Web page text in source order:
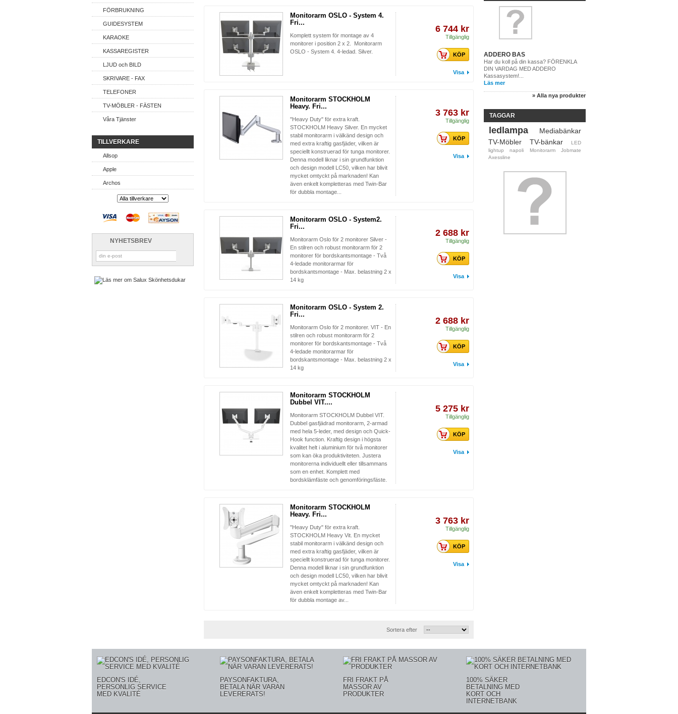
FÖRBRUKNING
GUIDESYSTEM
KARAOKE
KASSAREGISTER
LJUD och BILD
SKRIVARE - FAX
TELEFONER
TV-MÖBLER - FÄSTEN
Våra Tjänster
TILLVERKARE
Allsop
Apple
Archos
NYHETSBREV
Monitorarm OSLO - System 4.
Fri...
Komplett system för montage av 4
monitorer i position 2 x 2. Monitorarm
OSLO - System 4. 4-ledad. Silver.
6 744 kr
Tillgänglig
KÖP
Visa
Monitorarm STOCKHOLM
Heavy. Fri...
"Heavy Duty" för extra kraft.
STOCKHOLM Heavy Silver. En mycket
stabil monitorarm i välkänd design och
med extra kraftig gasfjäder, vilken är
speciellt konstruerad för tunga monitorer.
Denna modell liknar i sin grundfunktion
och design modell LC50, vilken har blivit
mycket omtyckt på marknaden! Kan
även enkelt kompletteras med Twin-Bar
för dubbla montage...
3 763 kr
Tillgänglig
KÖP
Visa
Monitorarm OSLO - System2.
Fri...
Monitorarm Oslo för 2 monitorer Silver -
En stilren och robust monitorarm för 2
monitorer för bordskantsmontage - Två
4-ledade monitorarmar för
bordskantsmontage - Max. belastning 2 x
14 kg
2 688 kr
Tillgänglig
KÖP
Visa
Monitorarm OSLO - System 2.
Fri...
Monitorarm Oslo för 2 monitorer. VIT - En
stilren och robust monitorarm för 2
monitorer för bordskantsmontage - Två
4-ledade monitorarmar för
bordskantsmontage - Max. belastning 2 x
14 kg
2 688 kr
Tillgänglig
KÖP
Visa
Monitorarm STOCKHOLM
Dubbel VIT....
Monitorarm STOCKHOLM Dubbel VIT.
Dubbel gasfjädrad monitorarm, 2-armad
med hela 5-leder, med design och Quick-
Hook function. Kraftig design i högsta
kvalitet helt i aluminium för två monitorer
som kan öka produktiviteten. Justera
monitorerna individuellt eller tillsammans
som en enhet. Komplett med
bordsklämfäste och genomföringsfäste.
5 275 kr
Tillgänglig
KÖP
Visa
Monitorarm STOCKHOLM
Heavy. Fri...
"Heavy Duty" för extra kraft.
STOCKHOLM Heavy Vit. En mycket
stabil monitorarm i välkänd design och
med extra kraftig gasfjäder, vilken är
speciellt konstruerad för tunga monitorer.
Denna modell liknar i sin grundfunktion
och design modell LC50, vilken har blivit
mycket omtyckt på marknaden! Kan
även enkelt kompletteras med Twin-Bar
för dubbla montage av...
3 763 kr
Tillgänglig
KÖP
Visa
Sortera efter
ADDERO BAS
Har du koll på din kassa? FÖRENKLA
DIN VARDAG MED ADDERO
Kassasystem!...
Läs mer
» Alla nya produkter
TAGGAR
ledlampa
Mediabänkar
TV-Möbler
TV-bänkar
LED
lightup
napoli Monitorarm
Jobmate
Axessline
EDCON'S IDÉ,
PERSONLIG SERVICE
MED KVALITÉ
PAYSONFAKTURA,
BETALA NÄR VARAN
LEVERERATS!
FRI FRAKT PÅ
MASSOR AV
PRODUKTER
100% SÄKER
BETALNING MED
KORT OCH
INTERNETBANK